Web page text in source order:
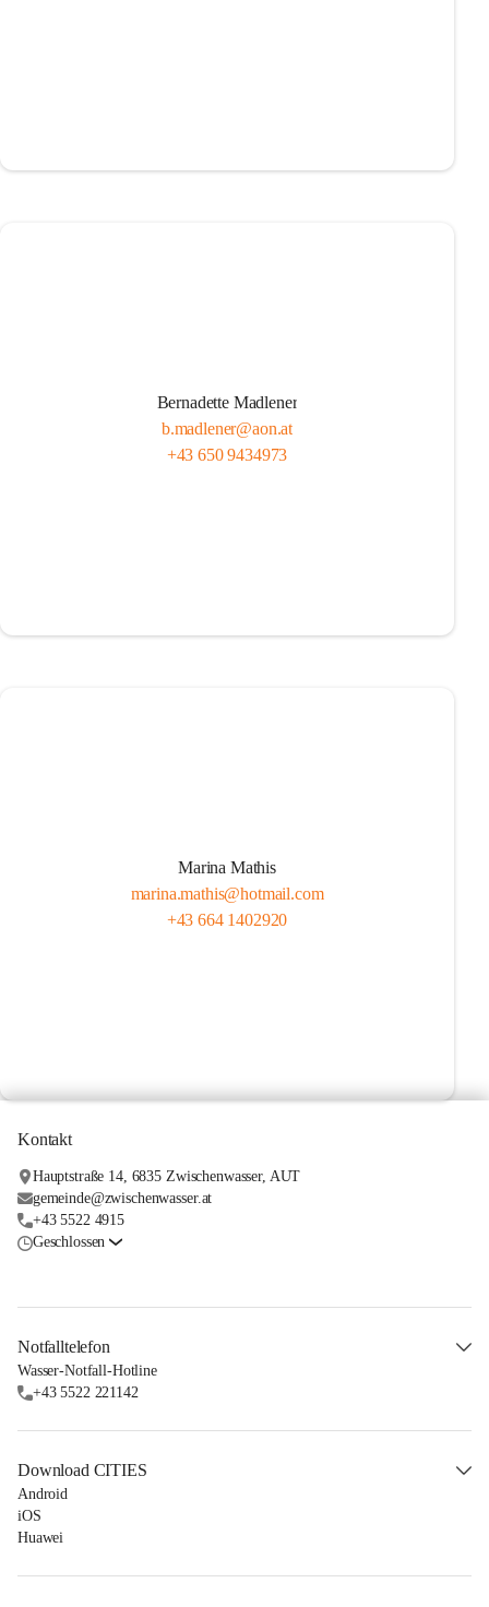
Bernadette Madlener
b.madlener@aon.at
+43 650 9434973
Marina Mathis
marina.mathis@hotmail.com
+43 664 1402920
Kontakt
Hauptstraße 14, 6835 Zwischenwasser, AUT
gemeinde@zwischenwasser.at
+43 5522 4915
Geschlossen
Notfalltelefon
Wasser-Notfall-Hotline
+43 5522 221142
Download CITIES
Android
iOS
Huawei